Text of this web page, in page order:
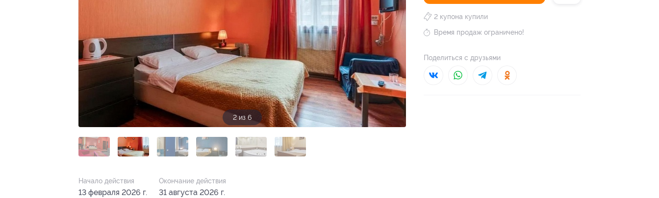
3 из 6
2 купона купили
Время продаж ограничено!
Поделиться с друзьями
Начало действия
13 февраля 2026 г.
Окончание действия
31 августа 2026 г.